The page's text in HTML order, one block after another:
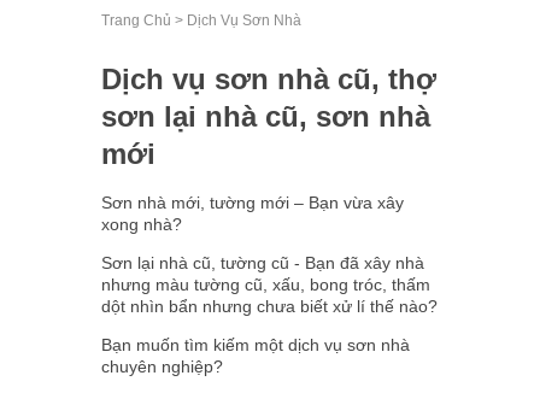
Trang Chủ > Dịch Vụ Sơn Nhà
Dịch vụ sơn nhà cũ, thợ
sơn lại nhà cũ, sơn nhà
mới
Sơn nhà mới, tường mới – Bạn vừa xây
xong nhà?
Sơn lại nhà cũ, tường cũ - Bạn đã xây nhà
nhưng màu tường cũ, xấu, bong tróc, thấm
dột nhìn bẩn nhưng chưa biết xử lí thế nào?
Bạn muốn tìm kiếm một dịch vụ sơn nhà
chuyên nghiệp?